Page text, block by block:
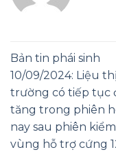
Bản tin phái sinh
10/09/2024: Liệu thị
trường có tiếp tục
tăng trong phiên
nay sau phiên
vùng hỗ trợ cứng